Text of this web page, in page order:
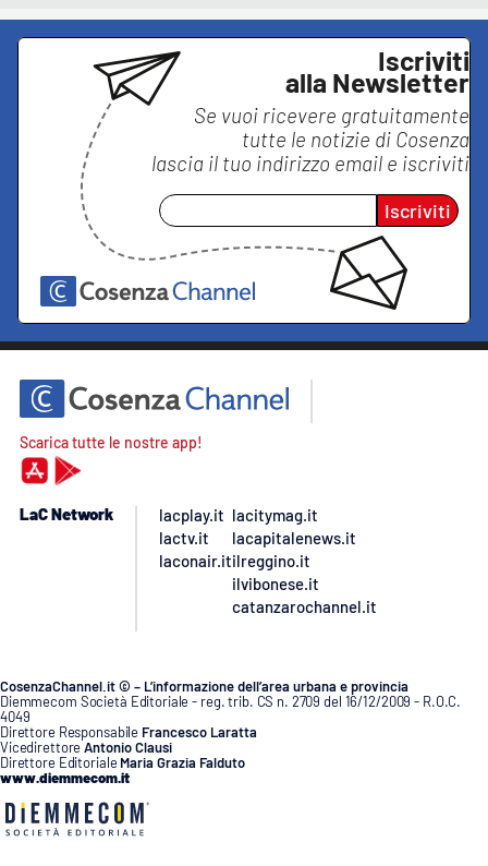
Iscriviti
alla Newsletter
Se vuoi ricevere gratuitamente
tutte le notizie di Cosenza
lascia il tuo indirizzo email e iscriviti
Iscriviti
Scarica tutte le nostre app!
LaC Network
lacplay.it
lactv.it
laconair.it
lacitymag.it
lacapitalenews.it
ilreggino.it
ilvibonese.it
catanzarochannel.it
CosenzaChannel.it © – L’informazione dell’area urbana e provincia
Diemmecom Società Editoriale - reg. trib. CS n. 2709 del 16/12/2009 - R.O.C.
4049
Direttore Responsabile Francesco Laratta
VicedirettoreAntonio Clausi
Direttore Editoriale Maria Grazia Falduto
www.diemmecom.it